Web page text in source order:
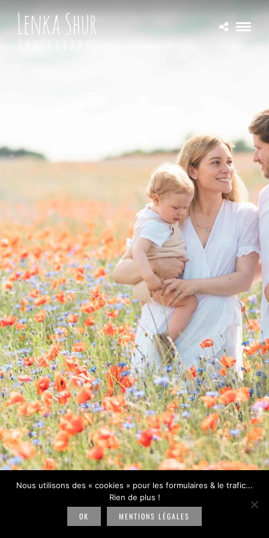
Nous utilisons des « cookies » pour les formulaires & le trafic...
Rien de plus !
OK MENTIONS LÉGALES